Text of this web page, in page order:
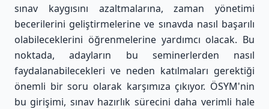
sınav kaygısını azaltmalarına, zaman yönetimi
becerilerini geliştirmelerine ve sınavda nasıl başarılı
olabileceklerini öğrenmelerine yardımcı olacak. Bu
noktada, adayların bu seminerlerden nasıl
faydalanabilecekleri ve neden katılmaları gerektiği
önemli bir soru olarak karşımıza çıkıyor. ÖSYM'nin
bu girişimi, sınav hazırlık sürecini daha verimli hale